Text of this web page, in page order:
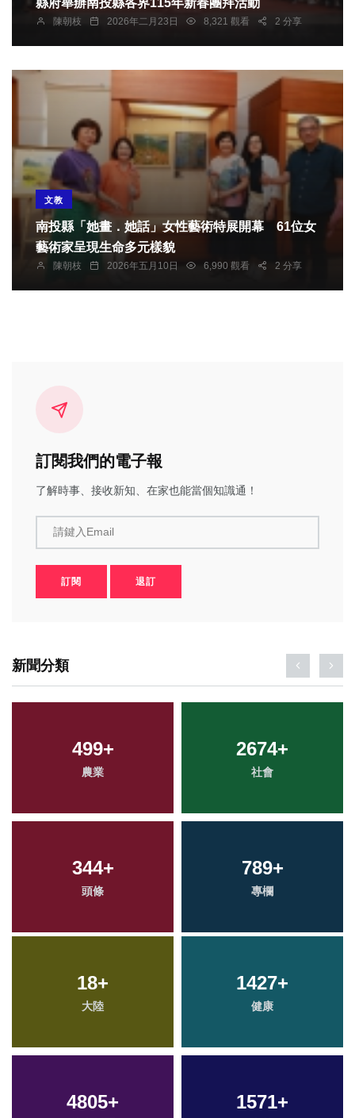
陳朝枝 2026年二月23日 8,321 觀看 2 分享
文教
南投縣「她畫．她話」女性藝術特展開幕 61位女
藝術家呈現生命多元樣貌
陳朝枝 2026年五月10日 6,990 觀看 2 分享
訂閱我們的電子報
了解時事、接收新知、在家也能當個知識通！
請鍵入Email
訂閱 退訂
新聞分類
499+
農業
2674+
社會
344+
頭條
789+
專欄
18+
大陸
1427+
健康
4805+ 1571+